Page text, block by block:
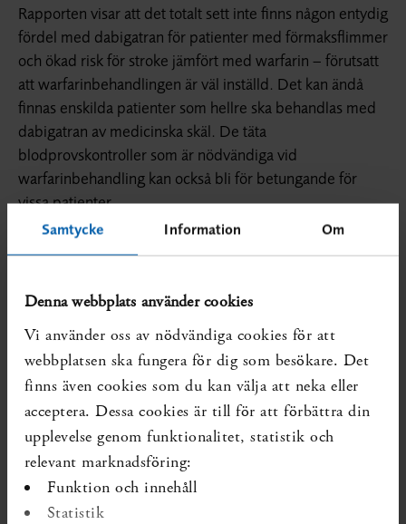
Samtycke Information Om
Denna webbplats använder cookies
Vi använder oss av nödvändiga cookies för att
webbplatsen ska fungera för dig som besökare. Det
finns även cookies som du kan välja att neka eller
acceptera. Dessa cookies är till för att förbättra din
upplevelse genom funktionalitet, statistik och
relevant marknadsföring:
Funktion och innehåll
Statistik
Rapporten visar att det totalt sett inte finns någon entydig
fördel med dabigatran för patienter med förmaksflimmer
och ökad risk för stroke jämfört med warfarin – förutsatt
att warfarinbehandlingen är väl inställd. Det kan ändå
finnas enskilda patienter som hellre ska behandlas med
dabigatran av medicinska skäl. De täta
blodprovskontroller som är nödvändiga vid
warfarinbehandling kan också bli för betungande för
vissa patienter.
Det finns måttligt starkt vetenskapligt stöd för att risken
att drabbas av stroke eller andra blodproppar, allvarlig
Däremot skiljer sig läkemedlen åt när det gäller vilken
typ av biverkningar och blödning som kan uppstå. Även
om styrningen av warfarinbehandlingen är av god
kvalitet är risken för att drabbas av hjärnblödning mindre
vid behandling med dabigatran.
Förutsatt att warfarinbehandlingen styrs väl och med
dagens pris på dabigatran är warfarin det mest
kostnadseffektiva alternativet.